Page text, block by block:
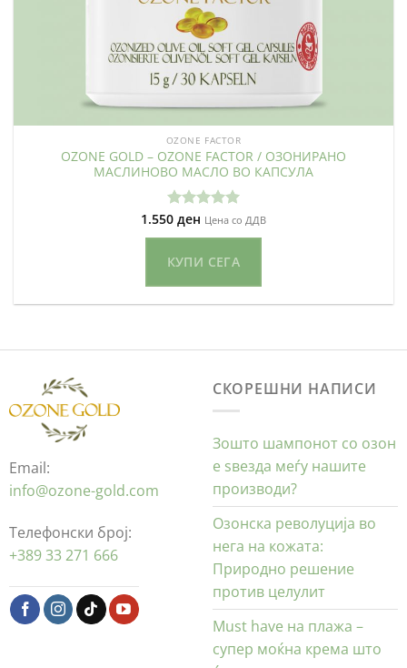
OZONE FACTOR
OZONE GOLD – OZONE FACTOR / ОЗОНИРАНО
МАСЛИНОВО МАСЛО ВО КАПСУЛА
Оценето
1.550 ден Цена со ДДВ
КУПИ СЕГА
Email:
info@ozone-gold.com
Телефонски број:
+389 33 271 666
СКОРЕШНИ НАПИСИ
Зошто шампонот со озон
е ѕвезда меѓу нашите
производи?
Озонска револуција во
нега на кожата:
Природно решение
против целулит
Must have на плажа –
супер моќна крема што